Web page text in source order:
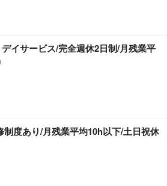
イサービス/完全週休2日制/月残業平
度あり/月残業平均10h以下/土日祝休